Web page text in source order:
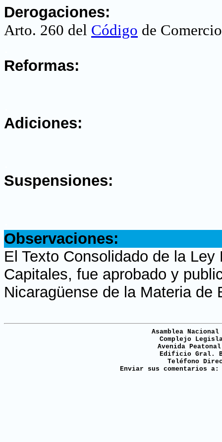
Derogaciones:
Arto. 260 del Código de
Reformas:
Adiciones:
Suspensiones:
Observaciones:
El Texto Consolidado de la
Capitales, fue aprobado y
Nicaragüense de la Materia de
Asamblea
Complejo
Avenida
Edificio Gral.
Teléfono
Enviar sus comentarios